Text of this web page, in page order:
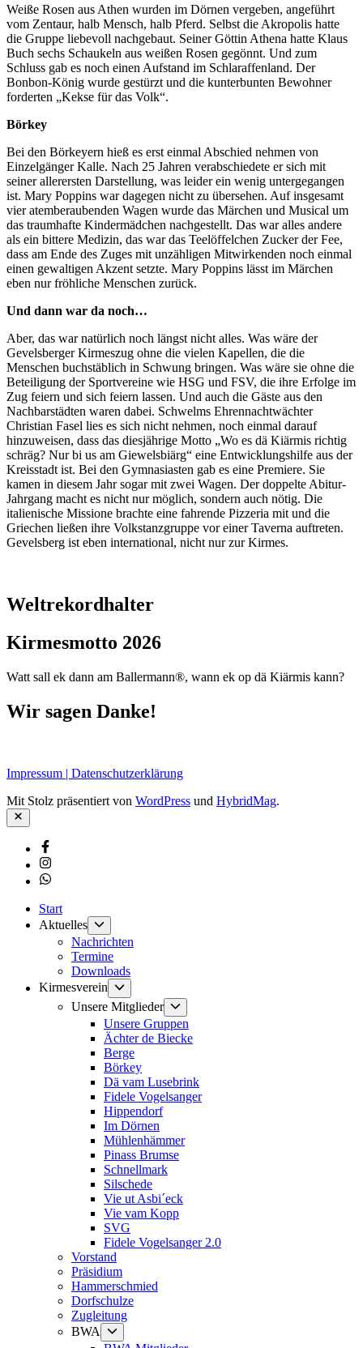
Weiße Rosen aus Athen wurden im Dörnen vergeben, angeführt
vom Zentaur, halb Mensch, halb Pferd. Selbst die Akropolis hatte
die Gruppe liebevoll nachgebaut. Seiner Göttin Athena hatte Klaus
Buch sechs Schaukeln aus weißen Rosen gegönnt. Und zum
Schluss gab es noch einen Aufstand im Schlaraffenland. Der
Bonbon-König wurde gestürzt und die kunterbunten Bewohner
forderten „Kekse für das Volk“.
Börkey
Bei den Börkeyern hieß es erst einmal Abschied nehmen von
Einzelgänger Kalle. Nach 25 Jahren verabschiedete er sich mit
seiner allerersten Darstellung, was leider ein wenig untergegangen
ist. Mary Poppins war dagegen nicht zu übersehen. Auf insgesamt
vier atemberaubenden Wagen wurde das Märchen und Musical um
das traumhafte Kindermädchen nachgestellt. Das war alles andere
als ein bittere Medizin, das war das Teelöffelchen Zucker der Fee,
dass am Ende des Zuges mit unzähligen Mitwirkenden noch einmal
einen gewaltigen Akzent setzte. Mary Poppins lässt im Märchen
eben nur fröhliche Menschen zurück.
Und dann war da noch…
Aber, das war natürlich noch längst nicht alles. Was wäre der
Gevelsberger Kirmeszug ohne die vielen Kapellen, die die
Menschen buchstäblich in Schwung bringen. Was wäre sie ohne die
Beteiligung der Sportvereine wie HSG und FSV, die ihre Erfolge im
Zug feiern und sich feiern lassen. Und auch die Gäste aus den
Nachbarstädten waren dabei. Schwelms Ehrennachtwächter
Christian Fasel lies es sich nicht nehmen, noch einmal darauf
hinzuweisen, dass das diesjährige Motto „Wo es dä Kiärmis richtig
schräg? Nur bi us am Giewelsbiärg“ eine Entwicklungshilfe aus der
Kreisstadt ist. Bei den Gymnasiasten gab es eine Premiere. Sie
kamen in diesem Jahr sogar mit zwei Wagen. Der doppelte Abitur-
Jahrgang macht es nicht nur möglich, sondern auch nötig. Die
italienische Missione brachte eine fahrende Pizzeria mit und die
Griechen ließen ihre Volkstanzgruppe vor einer Taverna auftreten.
Gevelsberg ist eben international, nicht nur zur Kirmes.
Weltrekordhalter
Kirmesmotto 2026
Watt sall ek dann am Ballermann®, wann ek op dä Kiärmis kann?
Wir sagen Danke!
Impressum | Datenschutzerklärung
Mit Stolz präsentiert von WordPress und HybridMag.
Schließen
Facebook
Instagram
Whatsapp
Start
Aktuelles
anzeigen
Nachrichten
Termine
Downloads
Kirmesverein
Untermenü
anzeigen
Unsere Mitglieder
anzeigen
Unsere Gruppen
Ächter de Biecke
Berge
Börkey
Dä vam Lusebrink
Fidele Vogelsanger
Hippendorf
Im Dörnen
Mühlenhämmer
Pinass Brumse
Schnellmark
Silschede
Vie ut Asbi´eck
Vie vam Kopp
SVG
Fidele Vogelsanger 2.0
Vorstand
Präsidium
Hammerschmied
Dorfschulze
Zugleitung
BWA
anzeigen